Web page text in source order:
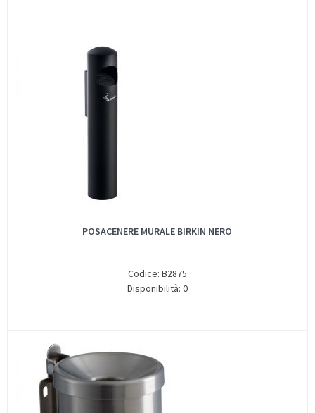
POSACENERE MURALE BIRKIN NERO
Codice: B2875
Disponibilità: 0